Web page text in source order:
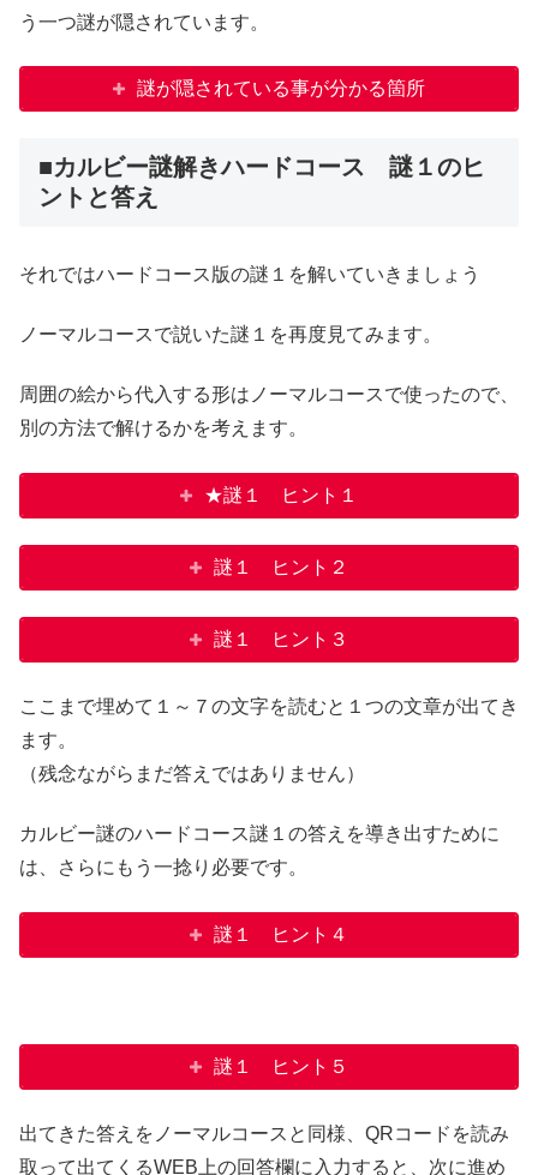
う一つ謎が隠されています。
謎が隠されている事が分かる箇所
■カルビー謎解きハードコース 謎１のヒ
ントと答え
それではハードコース版の謎１を解いていきましょう
ノーマルコースで説いた謎１を再度見てみます。
周囲の絵から代入する形はノーマルコースで使ったので、
別の方法で解けるかを考えます。
★謎１ ヒント１
謎１ ヒント２
謎１ ヒント３
ここまで埋めて１～７の文字を読むと１つの文章が出てき
ます。
（残念ながらまだ答えではありません）
カルビー謎のハードコース謎１の答えを導き出すために
は、さらにもう一捻り必要です。
謎１ ヒント４
謎１ ヒント５
出てきた答えをノーマルコースと同様、QRコードを読み
取って出てくるWEB上の回答欄に入力すると、次に進め